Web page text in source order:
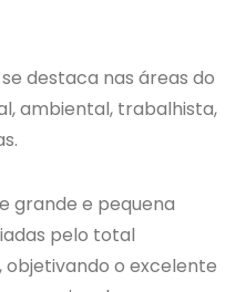
destaca nas áreas do
ambiental, trabalhista,
grande e pequena
pelo total
o excelente